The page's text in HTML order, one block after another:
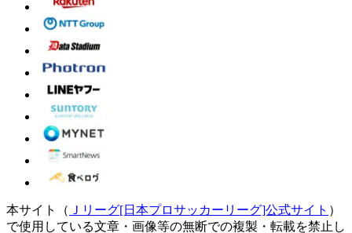
本サイト（ Ｊリーグ[日本プロサッカーリーグ]公式サイト ）
で使用している文章・画像等の無断での複製・転載を禁止し